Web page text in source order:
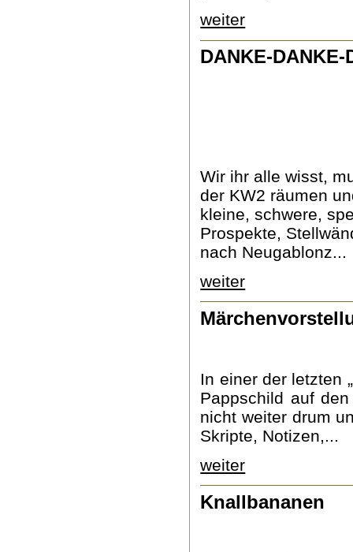
weiter
DANKE-DANKE-
Wir ihr alle wisst,
der KW2 räumen
kleine, schwere,
Prospekte,
nach Neugablonz...
weiter
In einer der letzten
Pappschild auf
nicht weiter drum
Skripte, Notizen,...
weiter
Knallbananen